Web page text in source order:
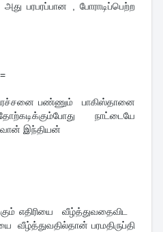
பரபரப்பான , போராடிப்பெற்ற
பண்ணும் பாகிஸ்தானை
நாட்டையே
இந்தியன்
எதிரியை வீழ்த்துவதைவிட
வீழ்த்துவதில்தான் பரமதிருப்தி